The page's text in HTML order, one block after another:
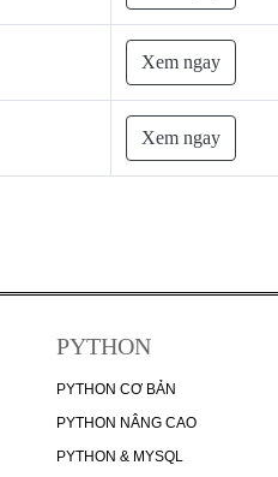
Xem ngay
Xem ngay
PYTHON
PYTHON CƠ BẢN
PYTHON NÂNG CAO
PYTHON & MYSQL